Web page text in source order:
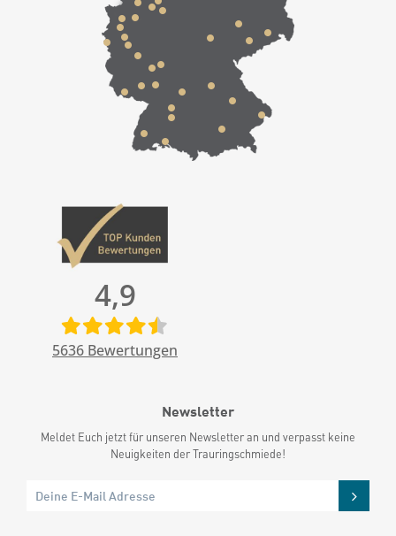
4,9
5636 Bewertungen
Newsletter
Meldet Euch jetzt für unseren Newsletter an und verpasst keine
Neuigkeiten der Trauringschmiede!